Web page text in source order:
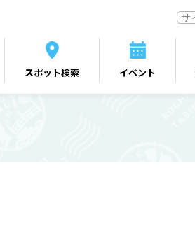
スポット検索 イベント